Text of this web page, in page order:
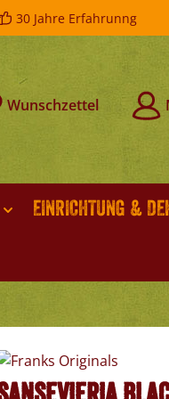
30 Jahre Erfahrunng
Wunschzettel
EINRICHTUNG &